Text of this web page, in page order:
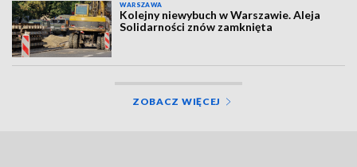
WARSZAWA
Kolejny niewybuch w Warszawie. Aleja
Solidarności znów zamknięta
ZOBACZ WIĘCEJ